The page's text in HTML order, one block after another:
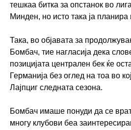
тешкаа битка за опстанок во
Минден, но исто така ја планира
Така, во објавата за
Бомбач, тие нагласија дека
позицијата централен бек ќе
Германија без оглед на тоа во
Лајпциг следната сезона.
Бомбач имаше понуди да се
многу клубови беа